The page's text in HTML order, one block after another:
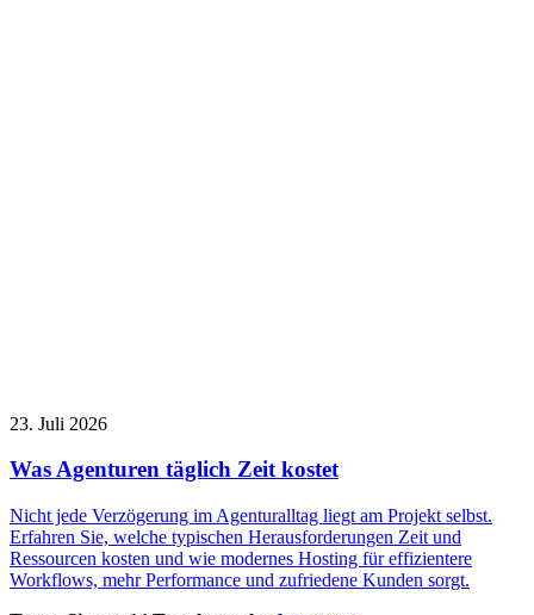
23. Juli 2026
Was Agenturen täglich Zeit kostet
Nicht jede Verzögerung im Agenturalltag liegt am Projekt selbst.
Erfahren Sie, welche typischen Herausforderungen Zeit und
Ressourcen kosten und wie modernes Hosting für effizientere
Workflows, mehr Performance und zufriedene Kunden sorgt.